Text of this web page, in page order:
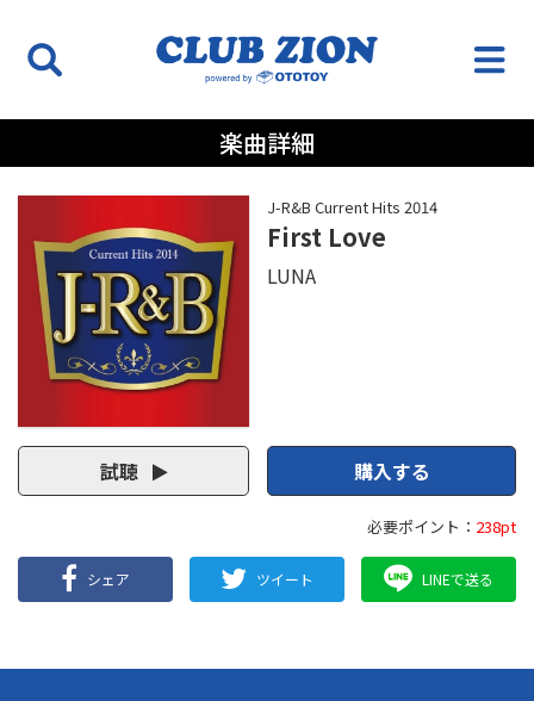
楽曲詳細
J-R&B Current Hits 2014
First Love
LUNA
試聴 購入する
必要ポイント： 238pt
シェア ツイート LINEで送る